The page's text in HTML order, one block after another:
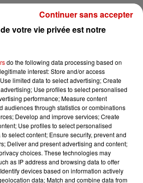
vos places pour le
Marché Gourmand 2026
!
Duel - Gagnez vos entrées
l'un des zoos de nos
!
votre vie privée est notre
do the following data processing based on
interest: Store and/or access
limited data to select advertising; Create
Use profiles to select personalised
performance; Measure content
audiences through statistics or combinations
Develop and improve services; Create
Use profiles to select personalised
select content; Ensure security, prevent and
Deliver and present advertising and content;
choices. These technologies may
as IP address and browsing data to offer
devices based on information actively
data; Match and combine data from
Continuer sans accepter